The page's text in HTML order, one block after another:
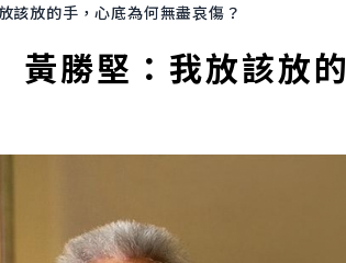
放的手，心底為何無盡哀傷？
勝堅：我放該放的